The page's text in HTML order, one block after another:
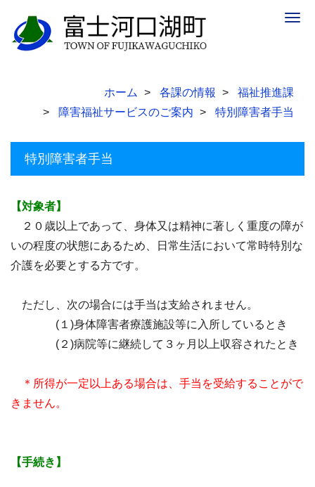
ホーム 各課の情報
福祉推進課
障害福祉サービスのご案内
特別障害者手当
特別障害者手当
【対象者】
２０歳以上であって、身体又は精神に著しく重度の障が
いの程度の状態にあるため、日常生活において常時特別な
介護を必要とする方です。
ただし、次の場合には手当は支給されません。
(１)身体障害者療護施設等に入所しているとき
(２)病院等に継続して３ヶ月以上収容されたとき
＊所得が一定以上ある場合は、手当を受給することがで
きません。
【手続き】